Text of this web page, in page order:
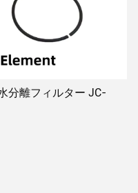
分離フィルター JC-